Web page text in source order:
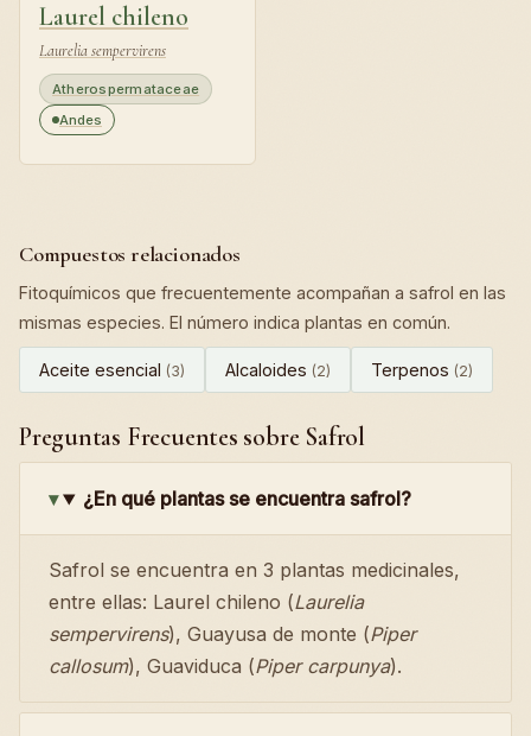
Laurel chileno
Laurelia sempervirens
Atherospermataceae
Andes
Compuestos relacionados
Fitoquímicos que frecuentemente acompañan a safrol en las
mismas especies. El número indica plantas en común.
Aceite esencial (3) Alcaloides (2) Terpenos (2)
Preguntas Frecuentes sobre Safrol
¿En qué plantas se encuentra safrol?
Safrol se encuentra en 3 plantas medicinales,
entre ellas: Laurel chileno (Laurelia
sempervirens), Guayusa de monte (Piper
callosum), Guaviduca (Piper carpunya).